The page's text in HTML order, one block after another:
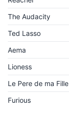
The Audacity
Ted Lasso
Aema
Lioness
Le Pere de ma Fille
Furious